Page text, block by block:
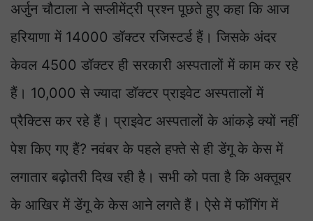
अर्जुन चौटाला ने सप्लीमेंट्री प्रश्न पूछते हुए कहा कि आज
हरियाणा में 14000 डॉक्टर रजिस्टर्ड हैं। जिसके अंदर
केवल 4500 डॉक्टर ही सरकारी अस्पतालों में काम कर रहे
हैं। 10,000 से ज्यादा डॉक्टर प्राइवेट अस्पतालों में
प्रैक्टिस कर रहे हैं। प्राइवेट अस्पतालों के आंकड़े क्यों नहीं
पेश किए गए हैं? नवंबर के पहले हफ्ते से ही डेंगू के केस में
लगातार बढ़ोतरी दिख रही है। सभी को पता है कि अक्तूबर
के आखिर में डेंगू के केस आने लगते हैं। ऐसे में फॉगिंग में